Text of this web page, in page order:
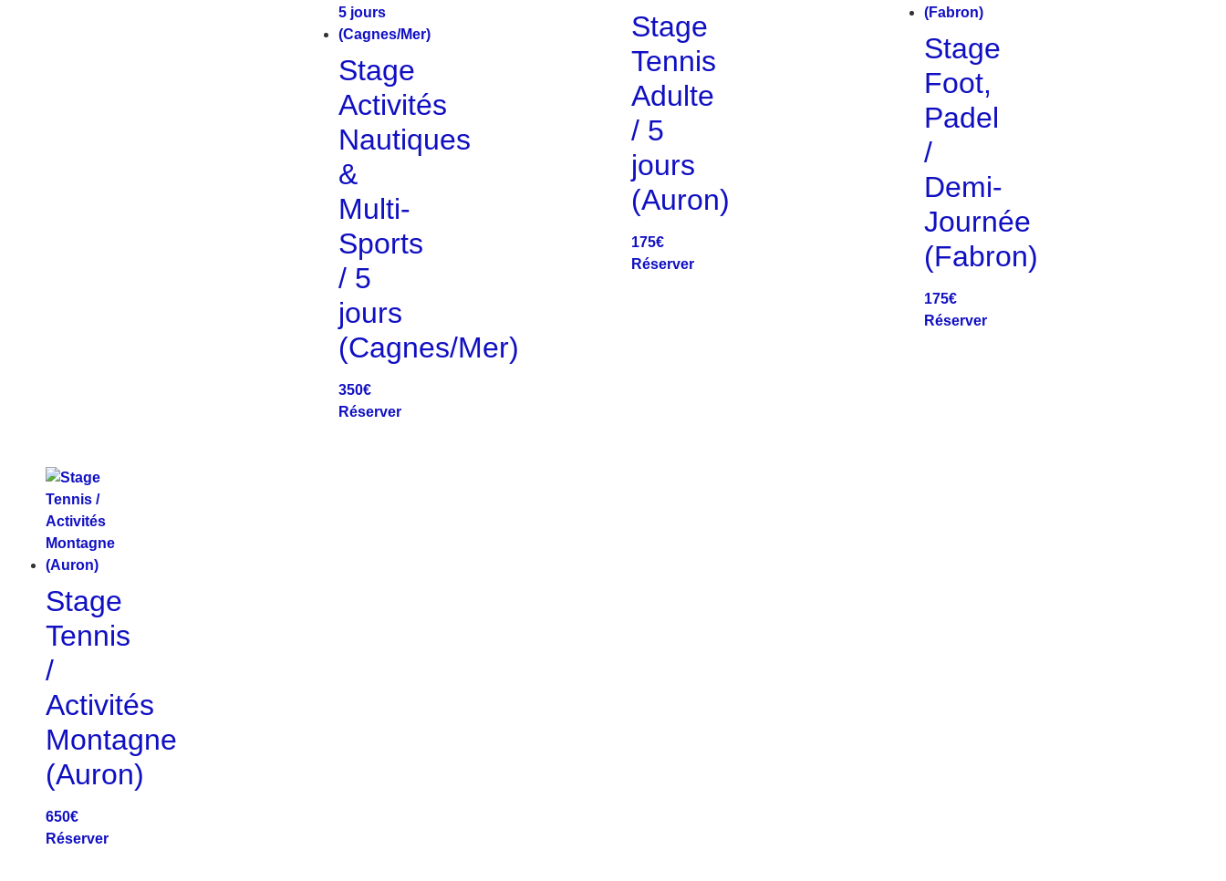
Stage
Activités
Nautiques
&
Multi-
Sports
/ 5
jours
(Cagnes/Mer)
350€
Réserver
Stage
Tennis
Adulte
/ 5
jours
(Auron)
175€
Réserver
Stage
Foot,
Padel
/
Demi-
Journée
(Fabron)
175€
Réserver
Stage
Tennis
/
Activités
Montagne
(Auron)
650€
Réserver